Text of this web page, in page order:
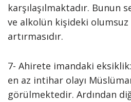
karşılaşılmaktadır. Bunun
ve alkolün kişideki
artırmasıdır.
7- Ahirete imandaki
en az intihar olayı
görülmektedir. Ardından